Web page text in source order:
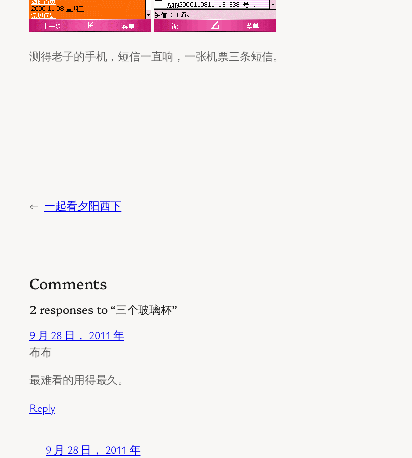
测得老子的手机，短信一直响，一张机票三条短信。
← 一起看夕阳西下
Comments
2 responses to “三个玻璃杯”
9 月 28 日， 2011 年
布布
最难看的用得最久。
Reply
9 月 28 日， 2011 年